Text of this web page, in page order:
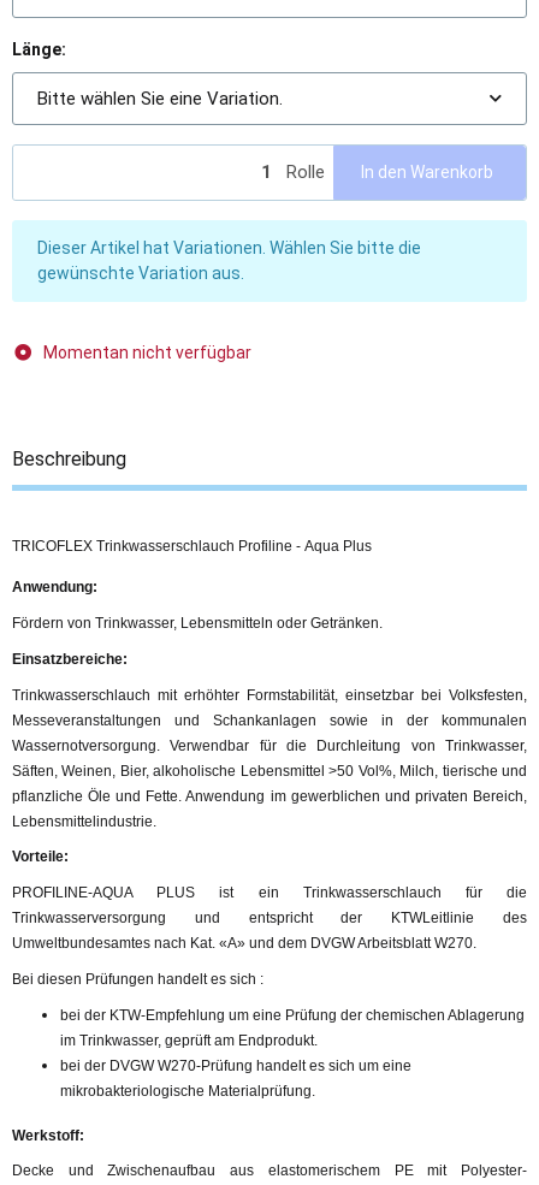
Länge:
Bitte wählen Sie eine Variation.
Rolle In den Warenkorb
x
Dieser Artikel hat Variationen. Wählen Sie bitte die
gewünschte Variation aus.
Momentan nicht verfügbar
Beschreibung
TRICOFLEX Trinkwasserschlauch Profiline - Aqua Plus
Anwendung:
Fördern von Trinkwasser, Lebensmitteln oder Getränken.
Einsatzbereiche:
Trinkwasserschlauch mit erhöhter Formstabilität, einsetzbar bei Volksfesten,
Messeveranstaltungen und Schankanlagen sowie in der kommunalen
Wassernotversorgung. Verwendbar für die Durchleitung von Trinkwasser,
Säften, Weinen, Bier, alkoholische Lebensmittel >50 Vol%, Milch, tierische und
pflanzliche Öle und Fette. Anwendung im gewerblichen und privaten Bereich,
Lebensmittelindustrie.
Vorteile:
PROFILINE-AQUA PLUS ist ein Trinkwasserschlauch für die
Trinkwasserversorgung und entspricht der KTWLeitlinie des
Umweltbundesamtes nach Kat. «A» und dem DVGW Arbeitsblatt W270.
Bei diesen Prüfungen handelt es sich :
bei der KTW-Empfehlung um eine Prüfung der chemischen Ablagerung
im Trinkwasser, geprüft am Endprodukt.
bei der DVGW W270-Prüfung handelt es sich um eine
mikrobakteriologische Materialprüfung.
Werkstoff:
Decke und Zwischenaufbau aus elastomerischem PE mit Polyester-